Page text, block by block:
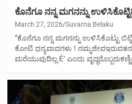
ಕೊನೆಗೂ ನನ್ನ ಮಗನನ್ನು
March 27, 2026 Suvarna Belaku
“ಕೊನೆಗೂ ನನ್ನ ಮಗನನ್ನು ಉಳಿಸಿಕೊಟ್ಟು
ಕೋಟಿ ಧನ್ಯವಾದಗಳು !
ಮರೆಯುವುದಿಲ್ಲ.É’ ಎಂದು